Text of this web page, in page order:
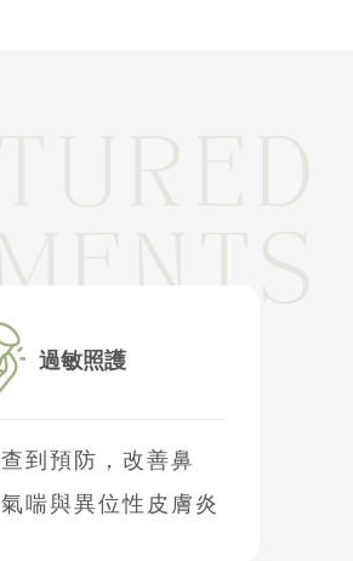
過敏照護
到預防，改善鼻
喘與異位性皮膚炎